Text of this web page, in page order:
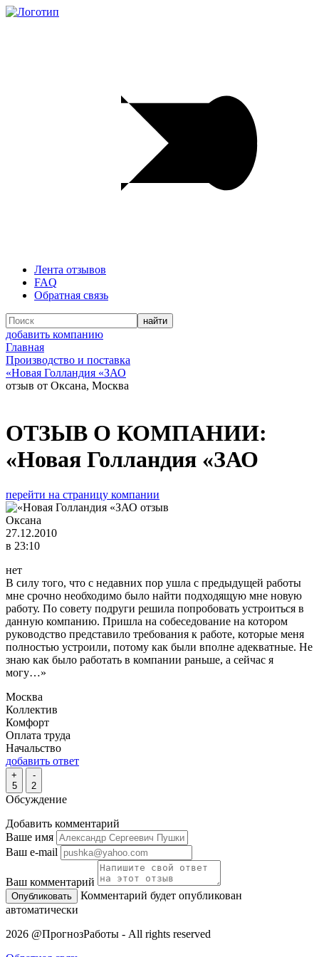
Лента отзывов
FAQ
Обратная связь
добавить компанию
Главная
Производство и поставка
«Новая Голландия «ЗАО
отзыв от Оксана, Москва
ОТЗЫВ О КОМПАНИИ:
«Новая Голландия «ЗАО
перейти на страницу компании
Оксана
27.12.2010
в 23:10
нет
В силу того, что с недавних пор ушла с предыдущей работы
мне срочно необходимо было найти подходящую мне новую
работу. По совету подруги решила попробовать устроиться в
данную компанию. Пришла на собеседование на котором
руководство представило требования к работе, которые меня
полностью устроили, потому как были вполне адекватные. Не
знаю как было работать в компании раньше, а сейчас я
могу…»
Москва
Коллектив
Комфорт
Оплата труда
Начальство
добавить ответ
+
5
-
2
Обсуждение
Добавить комментарий
Ваше имя
Ваш e-mail
Ваш комментарий
Комментарий будет опубликован
автоматически
2026 @ПрогнозРаботы - All rights reserved